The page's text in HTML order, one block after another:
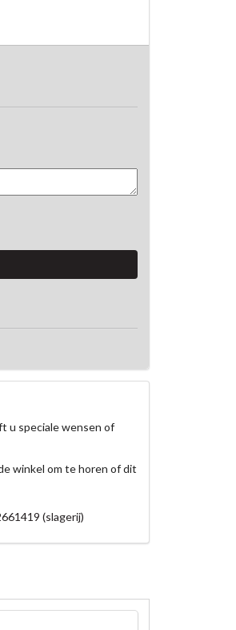
u speciale wensen of
winkel om te horen of dit
(slagerij)